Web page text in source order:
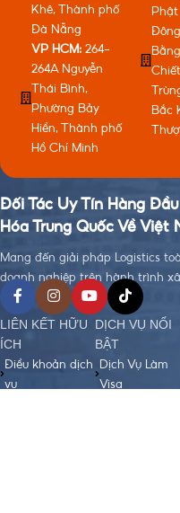
Khê, Thành phố
Đà Nẵng
VP HCM: 264-
264A Nguyễn
Thái Bình,
Phường Bảy
Hiền, Thành phố
Hồ Chí Minh
Bắc
Đối Tác Uy Tín Hàng
Hóa Trung Quốc Về Việt
Mang đến giải pháp Logistics
doanh nghiệp trên hành trình
LIÊN KẾT HỮU
ÍCH
Điều khoản dịch
vụ
DỊCH VỤ NỔI
BẬT
Dịch Vụ Làm
Visa